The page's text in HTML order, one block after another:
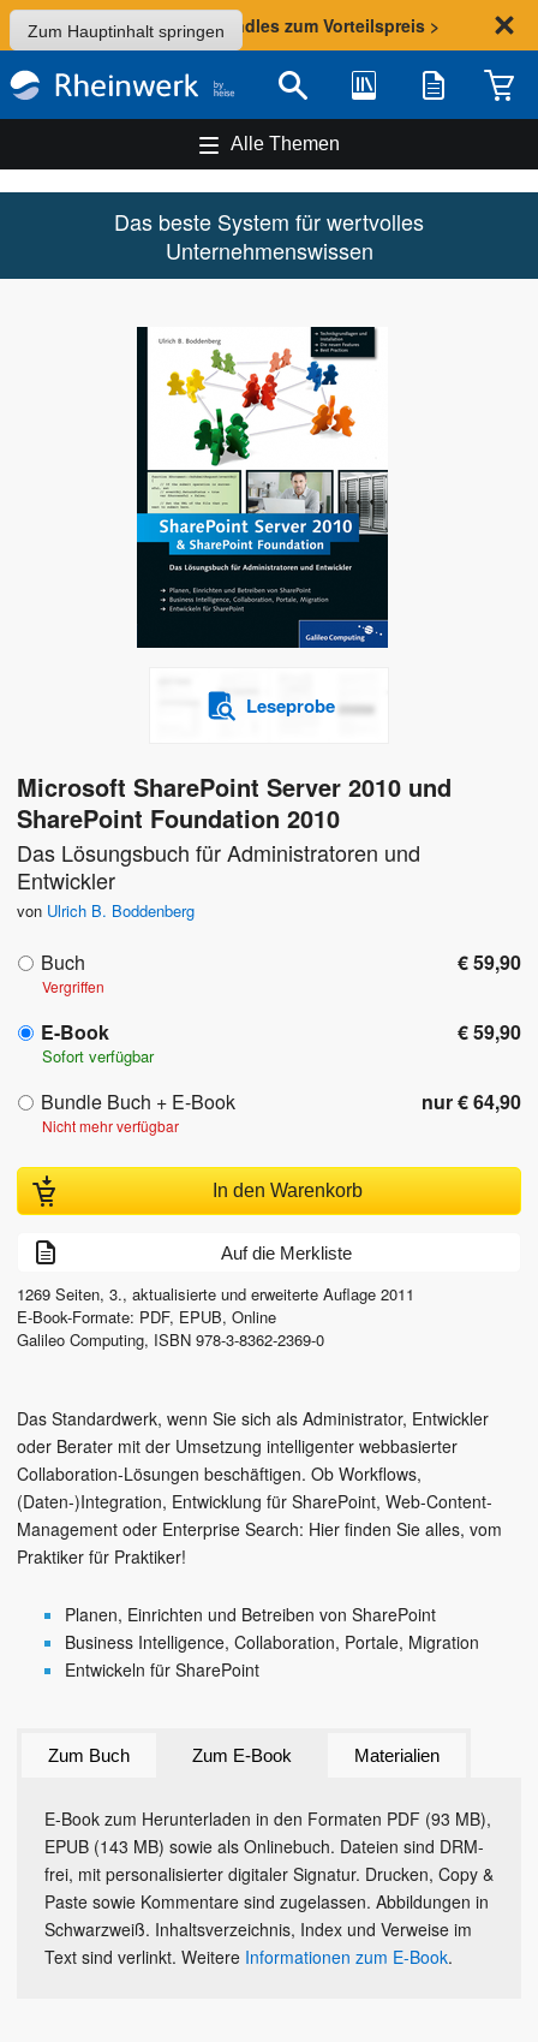
Zum Hauptinhalt springen
Sommer-Aktion: Bundles zum Vorteilspreis >
Suche Bibliothek Merkliste
Alle Themen
Das beste System für wertvolles
Unternehmenswissen
Leseprobe
Microsoft SharePoint Server 2010 und
SharePoint Foundation 2010
Das Lösungsbuch für Administratoren und
Entwickler
von Ulrich B. Boddenberg
Buch € 59,90
Vergriffen
E-Book € 59,90
Sofort verfügbar
Bundle Buch + E-Book nur € 64,90
Nicht mehr verfügbar
In den Warenkorb
Auf die Merkliste
1269 Seiten, 3., aktualisierte und erweiterte Auflage 2011
E-Book-Formate: PDF, EPUB, Online
Galileo Computing, ISBN 978-3-8362-2369-0
Das Standardwerk, wenn Sie sich als Administrator, Entwickler
oder Berater mit der Umsetzung intelligenter webbasierter
Collaboration-Lösungen beschäftigen. Ob Workflows,
(Daten-)Integration, Entwicklung für SharePoint, Web-Content-
Management oder Enterprise Search: Hier finden Sie alles, vom
Praktiker für Praktiker!
Planen, Einrichten und Betreiben von SharePoint
Business Intelligence, Collaboration, Portale, Migration
Entwickeln für SharePoint
Zum Buch Zum E-Book Materialien
E-Book zum Herunterladen in den Formaten PDF (93 MB),
EPUB (143 MB) sowie als Onlinebuch. Dateien sind DRM-
frei, mit personalisierter digitaler Signatur. Drucken, Copy &
Paste sowie Kommentare sind zugelassen. Abbildungen in
Schwarzweiß. Inhaltsverzeichnis, Index und Verweise im
Text sind verlinkt. Weitere Informationen zum E-Book.